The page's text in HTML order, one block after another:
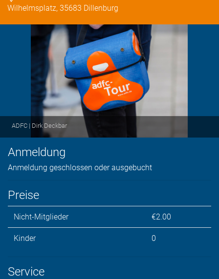
Wilhelmsplatz, 35683 Dillenburg
ADFC | Dirk Deckbar
Anmeldung
Anmeldung geschlossen oder ausgebucht
Preise
Nicht-Mitglieder €2.00
Kinder 0
Service